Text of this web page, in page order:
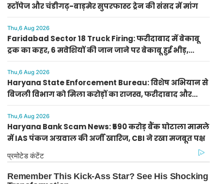
स्टॉपेज और चंडीगढ़-बाड़मेर सुपरफास्ट ट्रेन की संसद में मांग
Thu,6 Aug 2026
Faridabad Sector 18 Truck Firing: फरीदाबाद में बेकाबू
ट्रक का कहर, 6 मवेशियों की जान जाने पर बेकाबू हुई भीड़,
पुलिस तैनात
Thu,6 Aug 2026
Haryana State Enforcement Bureau: विशेष अभियान से
बिजली विभाग को मिला करोड़ों का राजस्व, फरीदाबाद और
गुरुग्राम रहे अव्वल
Thu,6 Aug 2026
Haryana Bank Scam News: ₹590 करोड़ बैंक घोटाला मामले
में IAS पंकज अग्रवाल की अर्जी खारिज, CBI ने रखा मजबूत पक्ष